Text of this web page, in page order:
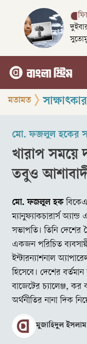
সুতোমু
মতামত সাক্ষাৎকার
মো. ফজলুল হকের
খারাপ সময়ে
তবুও
মো. ফজলুল হক
ম্যানুফ্যাকচারার্স
সভাপতি। তিনি
একজন পরিচিত
ইন্টারন্যাশনাল
হিসেবে। দেশের
বাজেটের চ্যালেঞ্জ, কর
অর্থনীতির নানা দিক
মুজাহিদুল ইসলাম